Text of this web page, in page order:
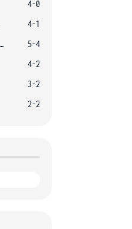
4-0
4-1
Alexandrova E.
5-4
4-2
3-2
2-2